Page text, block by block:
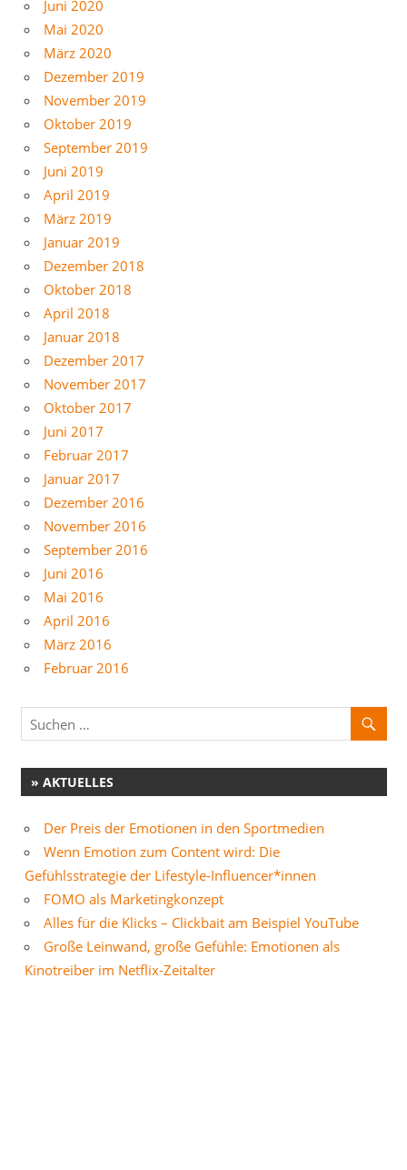
Juni 2020
Mai 2020
März 2020
Dezember 2019
November 2019
Oktober 2019
September 2019
Juni 2019
April 2019
März 2019
Januar 2019
Dezember 2018
Oktober 2018
April 2018
Januar 2018
Dezember 2017
November 2017
Oktober 2017
Juni 2017
Februar 2017
Januar 2017
Dezember 2016
November 2016
September 2016
Juni 2016
Mai 2016
April 2016
März 2016
Februar 2016
» AKTUELLES
Der Preis der Emotionen in den Sportmedien
Wenn Emotion zum Content wird: Die
Gefühlsstrategie der Lifestyle-Influencer*innen
FOMO als Marketingkonzept
Alles für die Klicks – Clickbait am Beispiel YouTube
Große Leinwand, große Gefühle: Emotionen als
Kinotreiber im Netflix-Zeitalter